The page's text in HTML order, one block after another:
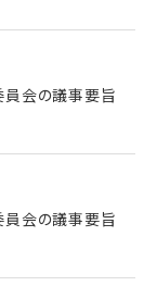
会の議事要旨
会の議事要旨